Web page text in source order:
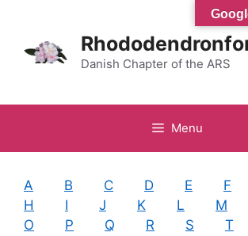
indhold
Danish Chapter of the ARS
Menu
A B C D E F
H
I J K L M
O
P Q R S T